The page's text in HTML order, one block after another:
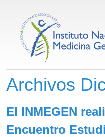
Archivos
El INMEGEN
Encuentro